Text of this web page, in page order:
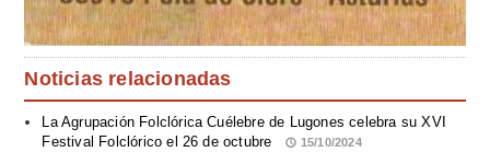
Noticias relacionadas
La Agrupación Folclórica Cuélebre de Lugones celebra su XVI
Festival Folclórico el 26 de octubre
15/10/2024